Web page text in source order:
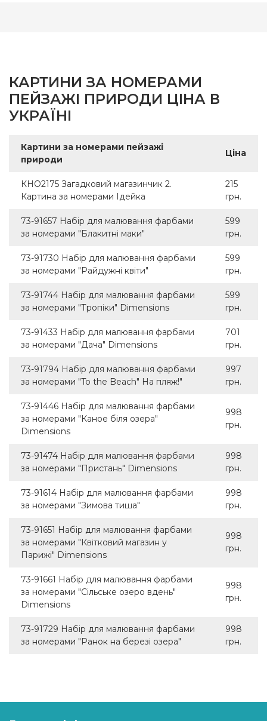
КАРТИНИ ЗА НОМЕРАМИ
ПЕЙЗАЖІ ПРИРОДИ ЦІНА В
УКРАЇНІ
Картини за номерами пейзажі
природи
Ціна
КНО2175 Загадковий магазинчик 2.
Картина за номерами Ідейка
215
грн.
73-91657 Набір для малювання фарбами
за номерами "Блакитні маки"
599
грн.
73-91730 Набір для малювання фарбами
за номерами "Райдужні квіти"
599
грн.
73-91744 Набір для малювання фарбами
за номерами "Тропіки" Dimensions
599
грн.
73-91433 Набір для малювання фарбами
за номерами "Дача" Dimensions
701
грн.
73-91794 Набір для малювання фарбами
за номерами "To the Beach" На пляж!"
997
грн.
73-91446 Набір для малювання фарбами
за номерами "Каное біля озера"
Dimensions
998
грн.
73-91474 Набір для малювання фарбами
за номерами "Пристань" Dimensions
998
грн.
73-91614 Набір для малювання фарбами
за номерами "Зимова тиша"
998
грн.
73-91651 Набір для малювання фарбами
за номерами "Квітковий магазин у
Парижі" Dimensions
998
грн.
73-91661 Набір для малювання фарбами
за номерами "Сільське озеро вдень"
Dimensions
998
грн.
73-91729 Набір для малювання фарбами
за номерами "Ранок на березі озера"
998
грн.